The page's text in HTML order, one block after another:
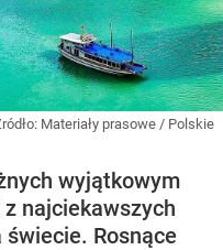
Materiały prasowe / Polskie
wyjątkowym
najciekawszych
Rosnące